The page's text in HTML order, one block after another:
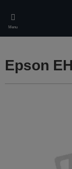
main
content
Menu
Epson